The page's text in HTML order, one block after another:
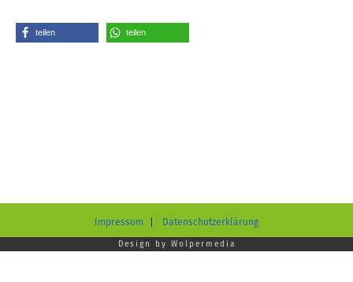
teilen teilen
Impressum Datenschutzerklärung
Design by Wolpermedia